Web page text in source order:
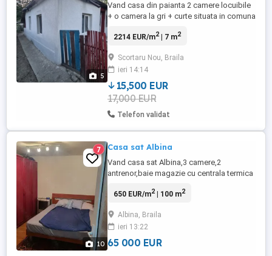
5
Vand casa din paianta 2 camere locuibile
+ o camera la gri + curte situata in comuna
2100 m2
2214 EUR/m2| 7 m2
Scortaru Nou, Braila
ieri 14:14
15,500 EUR
17,000 EUR
Telefon validat
10
7 Casa sat Albina
Vand casa sat Albina,3 camere,2
antrenor,baie magazie cu centrala termica
pătrați,garaj,put apa,posibilitate racordare
Braila
650 EUR/m2| 100 m2
Albina, Braila
ieri 13:22
65 000 EUR